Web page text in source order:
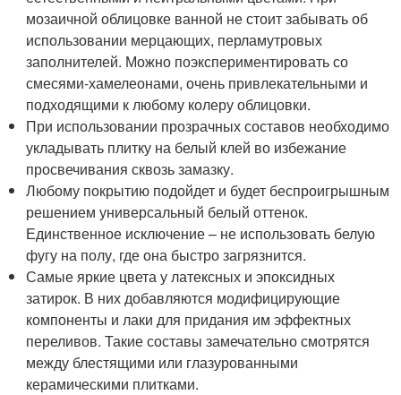
мозаичной облицовке ванной не стоит забывать об
использовании мерцающих, перламутровых
заполнителей. Можно поэкспериментировать со
смесями-хамелеонами, очень привлекательными и
подходящими к любому колеру облицовки.
При использовании прозрачных составов необходимо
укладывать плитку на белый клей во избежание
просвечивания сквозь замазку.
Любому покрытию подойдет и будет беспроигрышным
решением универсальный белый оттенок.
Единственное исключение – не использовать белую
фугу на полу, где она быстро загрязнится.
Самые яркие цвета у латексных и эпоксидных
затирок. В них добавляются модифицирующие
компоненты и лаки для придания им эффектных
переливов. Такие составы замечательно смотрятся
между блестящими или глазурованными
керамическими плитками.